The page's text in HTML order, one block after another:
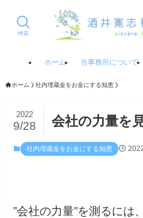
検索
ホーム 当事務所について
ホーム 社内埋蔵金をお金にする知恵
会社の力量を
2022
9/28
社内埋蔵金をお金にする知恵
”会社の力量”を測るには